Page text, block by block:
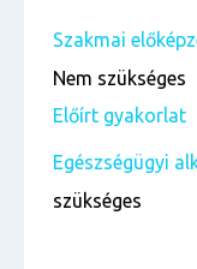
Szakmai
Nem szükséges
Előírt gyakorlat
Egészségügyi
szükséges